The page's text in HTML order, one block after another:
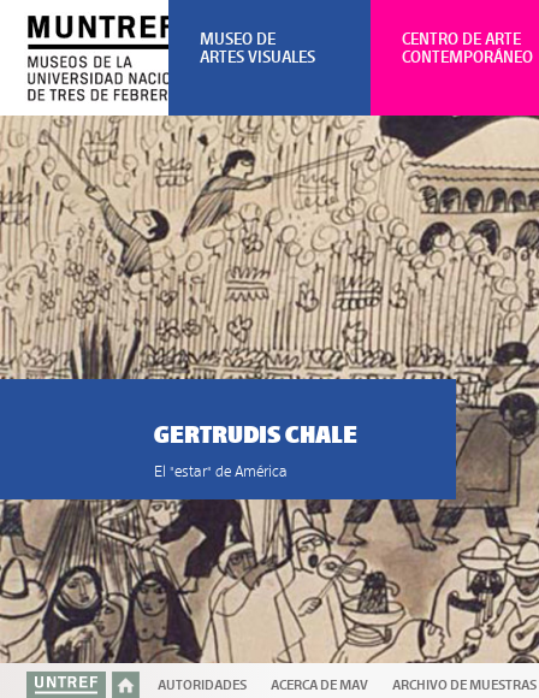
GERTRUDIS CHALE
El "estar" de América
AUTORIDADES ACERCA DE MAV ARCHIVO DE MUESTRAS
CENTRO DE ARTE
CONTEMPORÁNEO
MUSEO DE
ARTES VISUALES